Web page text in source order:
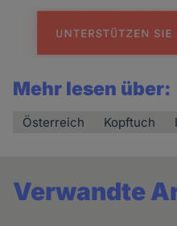
Mehr lesen über:
Österreich Kopftuch
Verwandte